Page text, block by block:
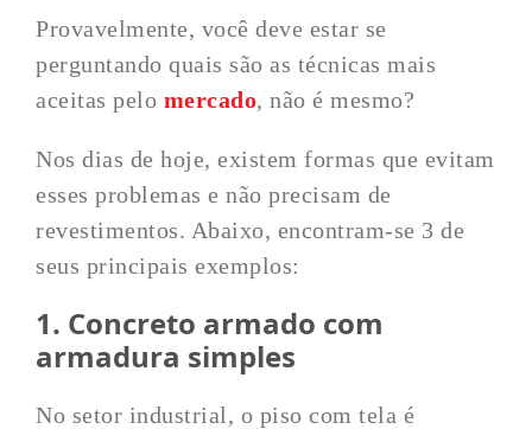
Provavelmente, você deve estar se
perguntando quais são as técnicas mais
aceitas pelo mercado, não é mesmo?
Nos dias de hoje, existem formas que evitam
esses problemas e não precisam de
revestimentos. Abaixo, encontram-se 3 de
seus principais exemplos:
1. Concreto armado com
armadura simples
No setor industrial, o piso com tela é